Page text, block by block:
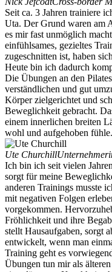
Seit ca. 3 Jahren trainiere
Uta. Der Grund waren am
es mir fast unmöglich
einfühlsames, gezieltes
zugeschnitten ist, haben
Heute bin ich dadurch
Die Übungen an den
verständlichen und gut
Körper zielgerichtet und
Beweglichkeit gebracht.
einem innerlichen breiten
wohl und aufgehoben fühle.
Ute Churchill
Ich bin ich seit vielen
sorgt für meine
anderen Trainings musste
mit negativen Folgen
vorgekommen.
Fröhlichkeit und ihre
stellt Hausaufgaben, sorgt
entwickelt, wenn man
Training geht es
Übungen tun mir als